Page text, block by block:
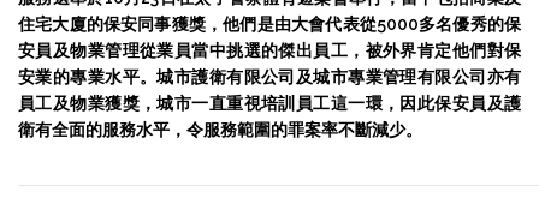
住宅大廈的保安同事獲獎，他們是由大會代表從5000多名優秀的保
安員及物業管理從業員當中挑選的傑出員工，被外界肯定他們對保
安業的專業水平。城市護衛有限公司及城市專業管理有限公司亦有
員工及物業獲獎，城市一直重視培訓員工這一環，因此保安員及護
衛有全面的服務水平，令服務範圍的罪案率不斷減少。